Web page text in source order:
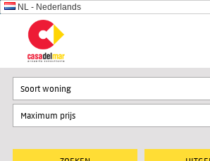
NL - Nederlands
Soort woning